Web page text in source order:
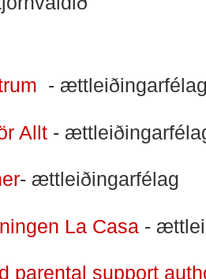
-
Allt -
- ættleiðingarfélag
La Casa -
parental support